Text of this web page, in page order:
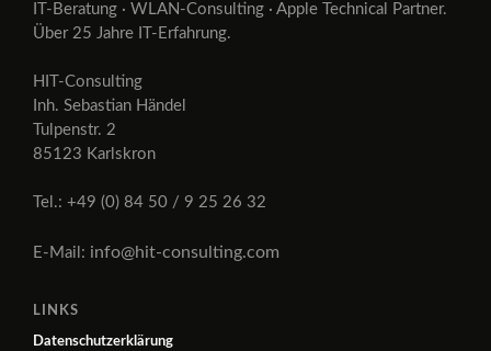
IT-Beratung · WLAN-Consulting · Apple Technical Partner.
Über 25 Jahre IT-Erfahrung.
HIT-Consulting
Inh. Sebastian Händel
Tulpenstr. 2
85123 Karlskron
Tel.: +49 (0) 84 50 / 9 25 26 32
E-Mail: info@hit-consulting.com
LINKS
Datenschutzerklärung